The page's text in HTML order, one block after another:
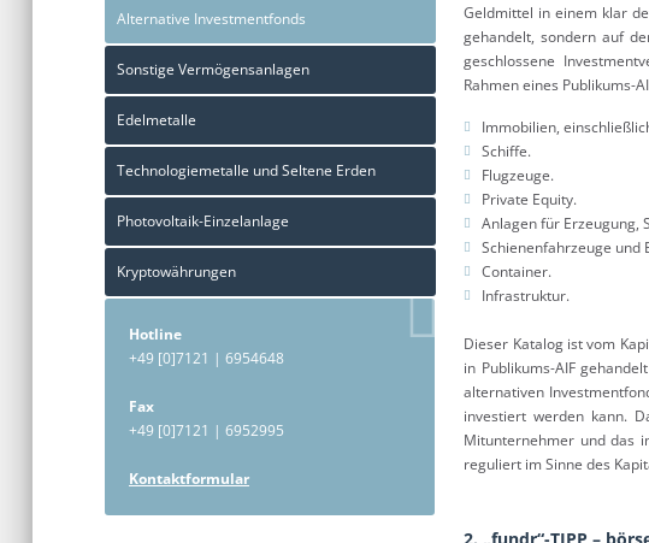
Geldmittel in einem klar
gehandelt, sondern auf
geschlossene
Rahmen eines Publikums-
Immobilien,
Schiffe.
Flugzeuge.
Private Equity.
Anlagen für Erzeugung,
Schienenfahrzeuge und
Container.
Infrastruktur.
Dieser Katalog ist vom
in Publikums-AIF
alternativen
investiert werden kann.
Mitunternehmer und das
reguliert im Sinne des
Alternative Investmentfonds
Sonstige Vermögensanlagen
Edelmetalle
Technologiemetalle und Seltene Erden
Photovoltaik-Einzelanlage
Kryptowährungen
Hotline
+49 [0]7121 | 6954648
Fax
+49 [0]7121 | 6952995
Kontaktformular